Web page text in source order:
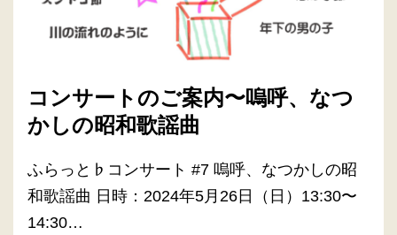
コンサートのご案内〜嗚呼、なつ
かしの昭和歌謡曲
ふらっと♭コンサート #7 嗚呼、なつかしの昭
和歌謡曲 日時：2024年5月26日（日）13:30〜
14:30…